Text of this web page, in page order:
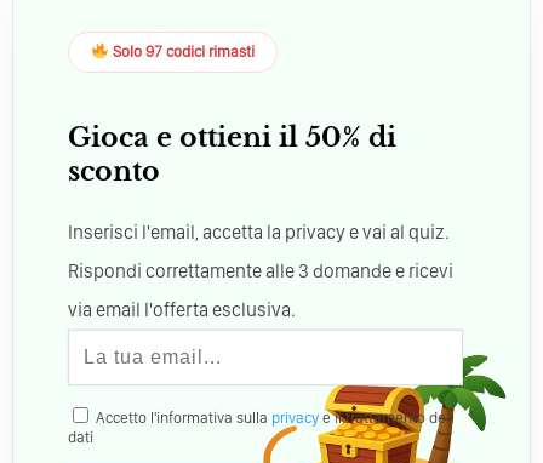
Solo 97 codici rimasti
Gioca e ottieni il 50% di
sconto
Inserisci l'email, accetta la privacy e vai al quiz.
Rispondi correttamente alle 3 domande e ricevi
via email l'offerta esclusiva.
Accetto l'informativa sulla privacy e il trattamento dei
dati